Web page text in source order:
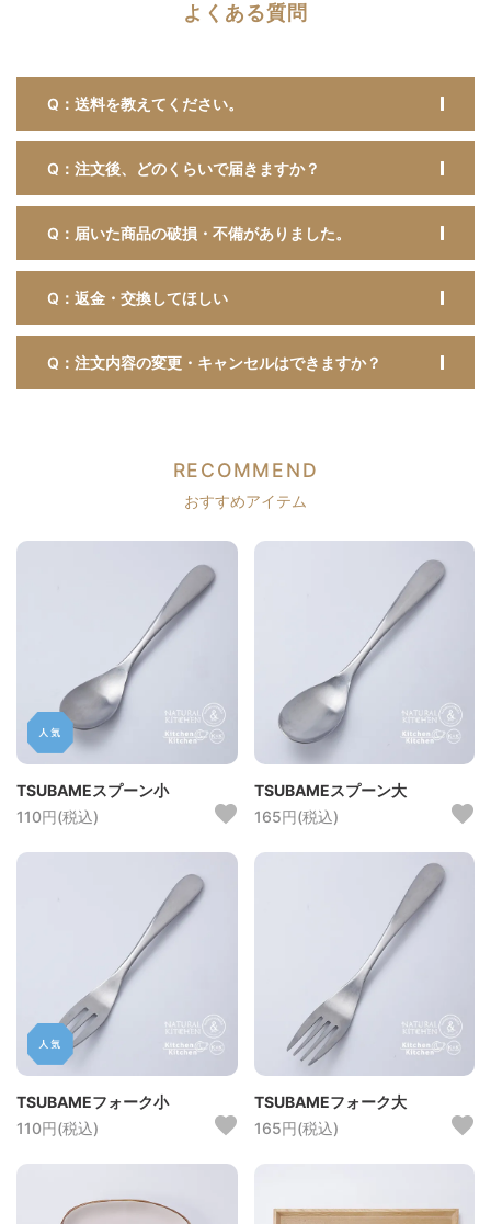
よくある質問
Q：送料を教えてください。
Q：注文後、どのくらいで届きますか？
Q：届いた商品の破損・不備がありました。
Q：返金・交換してほしい
Q：注文内容の変更・キャンセルはできますか？
RECOMMEND
おすすめアイテム
TSUBAMEスプーン小
110円(税込)
TSUBAMEスプーン大
165円(税込)
TSUBAMEフォーク小
110円(税込)
TSUBAMEフォーク大
165円(税込)